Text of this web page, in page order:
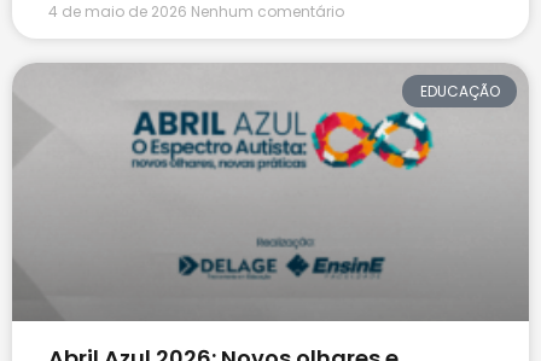
4 de maio de 2026 Nenhum comentário
EDUCAÇÃO